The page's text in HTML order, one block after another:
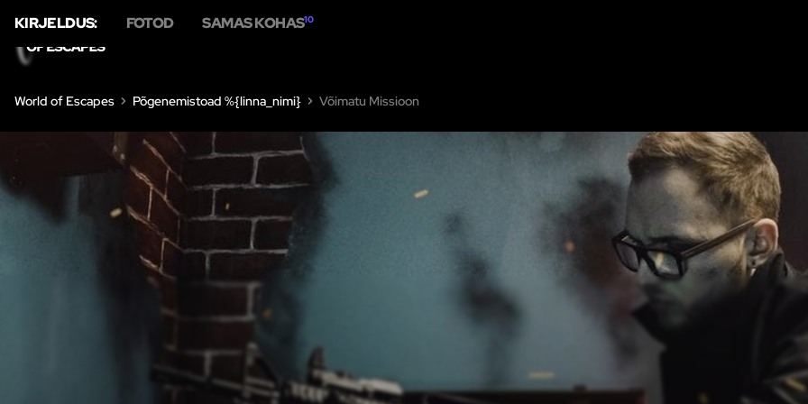
World of Escapes Põgenemistoad %{linna_nimi} Võimatu Missioon
KIRJELDUS: FOTOD SAMAS KOHAS10